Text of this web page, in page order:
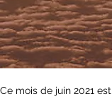
Ce mois de juin 2021